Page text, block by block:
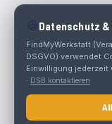
🍪 Datenschutz &
FindMyWerkstatt
DSGVO) verwendet
Einwilligung jederzeit
· DSB kontaktieren